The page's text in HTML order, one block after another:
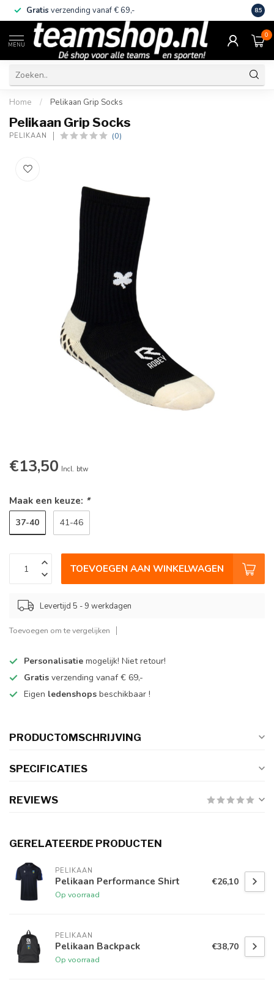
Gratis verzending vanaf € 69,- Eigen
8.5
MENU
0
Home / Pelikaan Grip Socks
Pelikaan Grip Socks
PELIKAAN (0)
€13,50 Incl. btw
Maak een keuze: *
37-40 41-46
TOEVOEGEN AAN WINKELWAGEN
Levertijd 5 - 9 werkdagen
Toevoegen om te vergelijken
Personalisatie mogelijk! Niet retour!
Gratis verzending vanaf € 69,-
Eigen ledenshops beschikbaar !
PRODUCTOMSCHRIJVING
SPECIFICATIES
REVIEWS
GERELATEERDE PRODUCTEN
PELIKAAN
Pelikaan Performance Shirt
Op voorraad
€26,10
PELIKAAN
Pelikaan Backpack
Op voorraad
€38,70